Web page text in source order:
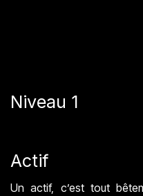
Niveau 1
Actif
Un actif, c’est tout